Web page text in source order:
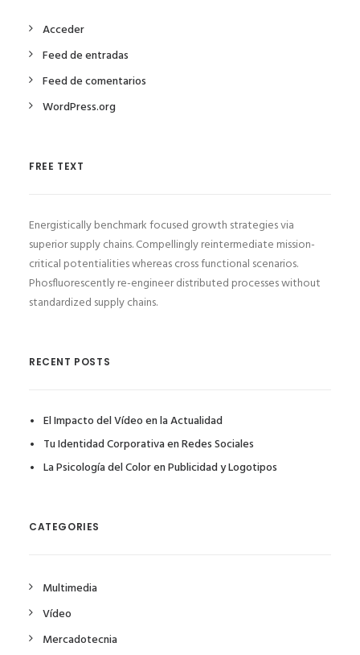
Acceder
Feed de entradas
Feed de comentarios
WordPress.org
FREE TEXT
Energistically benchmark focused growth strategies via
superior supply chains. Compellingly reintermediate mission-
critical potentialities whereas cross functional scenarios.
Phosfluorescently re-engineer distributed processes without
standardized supply chains.
RECENT POSTS
El Impacto del Vídeo en la Actualidad
Tu Identidad Corporativa en Redes Sociales
La Psicología del Color en Publicidad y Logotipos
CATEGORIES
Multimedia
Vídeo
Mercadotecnia